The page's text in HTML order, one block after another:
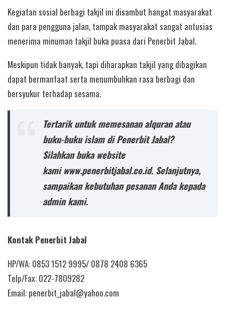
Kegiatan sosial berbagi takjil ini disambut hangat masyarakat
dan para pengguna jalan, tampak masyarakat sangat antusias
menerima minuman takjil buka puasa dari Penerbit Jabal.
Meskipun tidak banyak, tapi diharapkan takjil yang dibagikan
dapat bermanfaat serta menumbuhkan rasa berbagi dan
bersyukur terhadap sesama.
Tertarik untuk memesanan alquran atau
buku-buku islam di Penerbit Jabal?
Silahkan buka website
kami www.penerbitjabal.co.id. Selanjutnya,
sampaikan kebutuhan pesanan Anda kepada
admin kami.
Kontak Penerbit Jabal
HP/WA: 0853 1512 9995/ 0878 2408 6365
Telp/Fax: 022-7809282
Email: penerbit_jabal@yahoo.com